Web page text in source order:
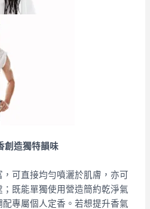
創造獨特韻味
可直接均勻噴灑於肌膚，亦可
既能單獨使用營造簡約乾淨氣
專屬個人定香。若想提升香氣